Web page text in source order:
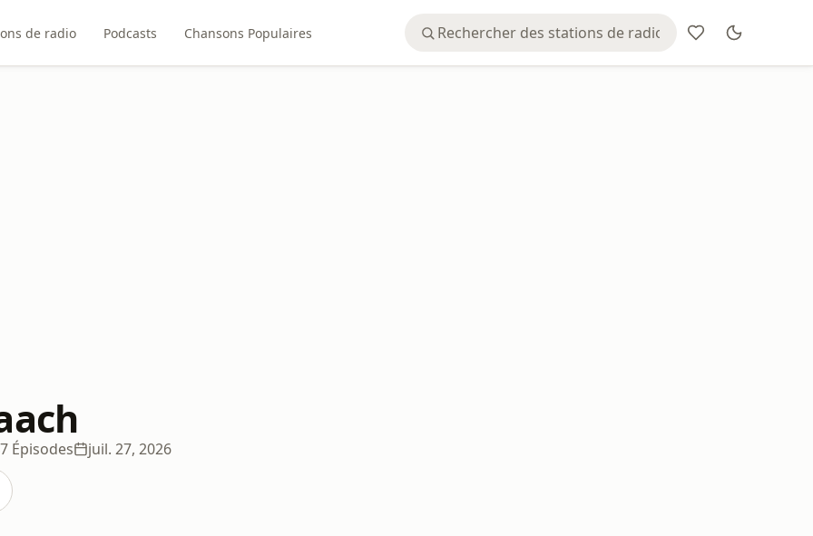
de radio Podcasts Chansons Populaires
Épisodes juil. 27, 2026